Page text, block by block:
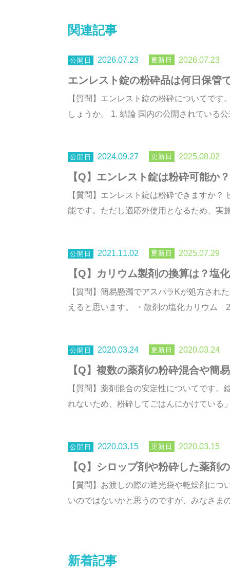
関連記事
2026.07.23 2026.07.23
エンレスト錠の粉砕品は何日保管
【質問】エンレスト錠の粉砕についてで
しょうか。 1. 結論 国内の公開されている
2024.09.27 2025.08.02
【Q】エンレスト錠は粉砕可能か？
【質問】エンレスト錠は粉砕できますか
能です。ただし適応外使用となるため、実
2021.11.02 2025.07.29
【Q】カリウム製剤の換算は？塩
【質問】簡易懸濁でアスパラKが処方され
えると思います。 ・散剤の塩化カリウム
2020.03.24 2020.03.24
【Q】複数の薬剤の粉砕混合や簡
【質問】薬剤混合の安定性についてです
れないため、粉砕してごはんにかけている
2020.03.15 2020.03.15
【Q】シロップ剤や粉砕した薬剤
【質問】お渡しの際の遮光袋や乾燥剤に
いのではないかと思うのですが、みなさま
新着記事